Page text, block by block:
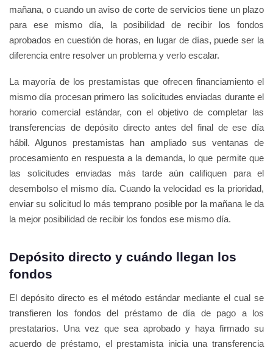
mañana, o cuando un aviso de corte de servicios tiene un plazo
para ese mismo día, la posibilidad de recibir los fondos
aprobados en cuestión de horas, en lugar de días, puede ser la
diferencia entre resolver un problema y verlo escalar.
La mayoría de los prestamistas que ofrecen financiamiento el
mismo día procesan primero las solicitudes enviadas durante el
horario comercial estándar, con el objetivo de completar las
transferencias de depósito directo antes del final de ese día
hábil. Algunos prestamistas han ampliado sus ventanas de
procesamiento en respuesta a la demanda, lo que permite que
las solicitudes enviadas más tarde aún califiquen para el
desembolso el mismo día. Cuando la velocidad es la prioridad,
enviar su solicitud lo más temprano posible por la mañana le da
la mejor posibilidad de recibir los fondos ese mismo día.
Depósito directo y cuándo llegan los
fondos
El depósito directo es el método estándar mediante el cual se
transfieren los fondos del préstamo de día de pago a los
prestatarios. Una vez que sea aprobado y haya firmado su
acuerdo de préstamo, el prestamista inicia una transferencia